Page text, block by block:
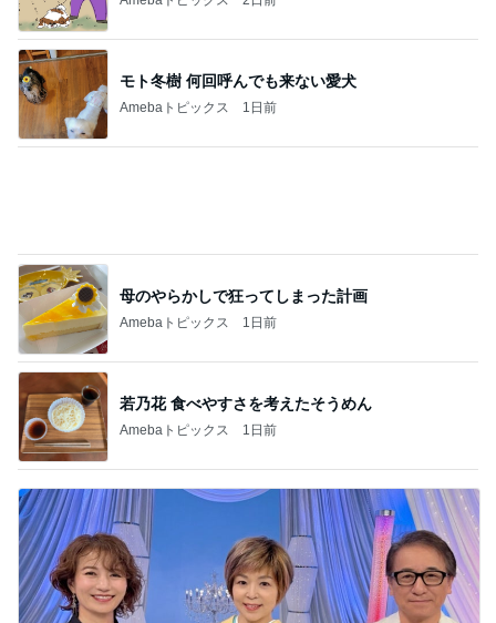
母のやらかしで狂ってしまった計画
Amebaトピックス 1日前
闘病生活や支えてくれた方々のお話
Amebaトピックス 1日前
記事を読む